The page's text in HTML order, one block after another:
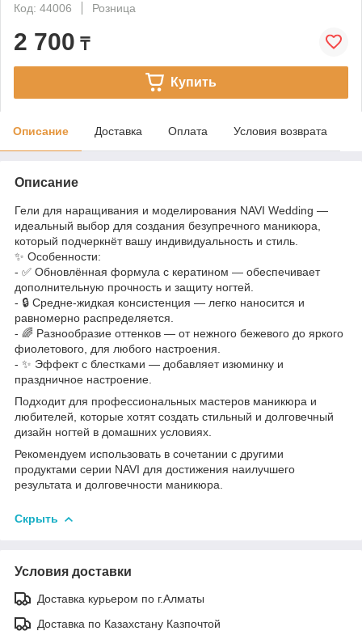
Код: 44006
Розница
2 700 ₸
Купить
Описание Доставка Оплата Условия возврата
Описание
Гели для наращивания и моделирования NAVI Wedding —
идеальный выбор для создания безупречного маникюра,
который подчеркнёт вашу индивидуальность и стиль.
✨ Особенности:
- ✅ Обновлённая формула с кератином — обеспечивает
дополнительную прочность и защиту ногтей.
- 🔒 Средне-жидкая консистенция — легко наносится и
равномерно распределяется.
- 🌈 Разнообразие оттенков — от нежного бежевого до яркого
фиолетового, для любого настроения.
- ✨ Эффект с блестками — добавляет изюминку и
праздничное настроение.
Подходит для профессиональных мастеров маникюра и
любителей, которые хотят создать стильный и долговечный
дизайн ногтей в домашних условиях.
Рекомендуем использовать в сочетании с другими
продуктами серии NAVI для достижения наилучшего
результата и долговечности маникюра.
Скрыть
Условия доставки
Доставка курьером по г.Алматы
Доставка по Казахстану Казпочтой